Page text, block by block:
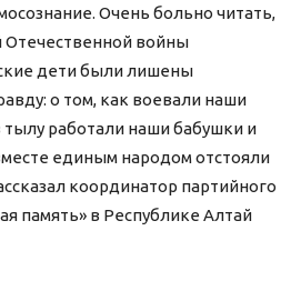
Очень больно читать,
Отечественной войны
дети были лишены
о том, как воевали наши
работали наши бабушки и
единым народом отстояли
координатор партийного
память» в Республике Алтай